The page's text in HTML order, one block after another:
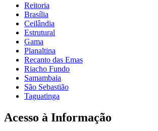
Reitoria
Brasília
Ceilândia
Estrutural
Gama
Planaltina
Recanto das Emas
Riacho Fundo
Samambaia
São Sebastião
Taguatinga
Acesso à Informação